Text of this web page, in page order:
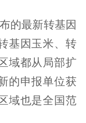
的最新转基因
基因玉米、转
域都从局部扩
的申报单位获
域也是全国范